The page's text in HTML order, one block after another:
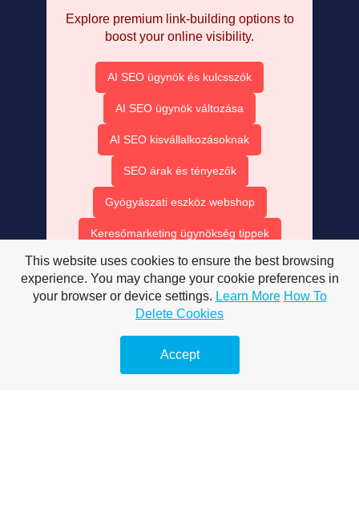
Explore premium link-building options to
boost your online visibility.
AI SEO ügynök és kulcsszók
AI SEO ügynök változása
AI SEO kisvállalkozásoknak
SEO árak és tényezők
Gyógyászati eszköz webshop
Keresőmarketing ügynökség tippek
Exkluzív hírek online
Hírek olvasóknak és cikkek
Érdemes-e online marketing?
This website uses cookies to ensure the best browsing
experience. You may change your cookie preferences in
your browser or device settings. Learn More How To
Delete Cookies
Accept